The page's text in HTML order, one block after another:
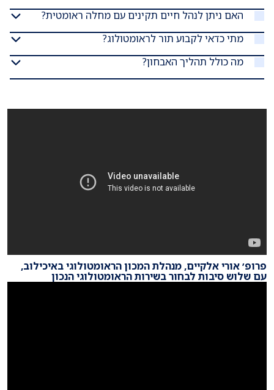
האם ניתן לנהל חיים תקינים עם מחלה ראומטית?
מתי כדאי לקבוע תור לראומטולוג?
מה כולל תהליך האבחון?
פרופ׳ אורי אלקיים, מנהלת המכון הראומטולוגי באיכילוב,
עם שלוש סיבות לבחור בשירות הראומטולוגי הנכון